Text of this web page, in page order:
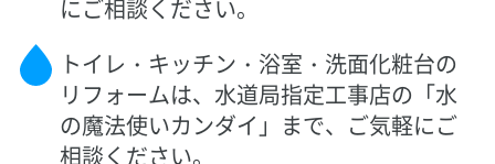
にご相談ください。
トイレ・キッチン・浴室・洗面化粧台の
リフォームは、水道局指定工事店の「水
の魔法使いカンダイ」まで、ご気軽にご
相談ください。